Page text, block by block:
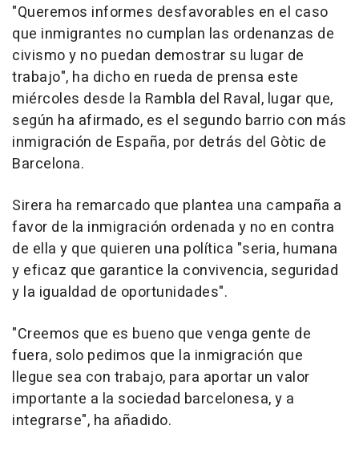
"Queremos informes desfavorables en el caso
que inmigrantes no cumplan las ordenanzas de
civismo y no puedan demostrar su lugar de
trabajo", ha dicho en rueda de prensa este
miércoles desde la Rambla del Raval, lugar que,
según ha afirmado, es el segundo barrio con más
inmigración de España, por detrás del Gòtic de
Barcelona.
Sirera ha remarcado que plantea una campaña a
favor de la inmigración ordenada y no en contra
de ella y que quieren una política "seria, humana
y eficaz que garantice la convivencia, seguridad
y la igualdad de oportunidades".
"Creemos que es bueno que venga gente de
fuera, solo pedimos que la inmigración que
llegue sea con trabajo, para aportar un valor
importante a la sociedad barcelonesa, y a
integrarse", ha añadido.